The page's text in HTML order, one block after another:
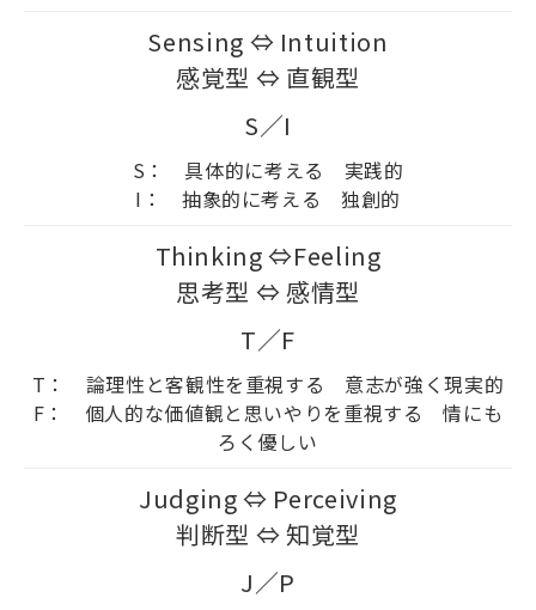
Sensing ⇔ Intuition
感覚型 ⇔ 直観型
S／I
S： 具体的に考える 実践的
I： 抽象的に考える 独創的
Thinking ⇔Feeling
思考型 ⇔ 感情型
T／F
T： 論理性と客観性を重視する 意志が強く現実的
F： 個人的な価値観と思いやりを重視する 情にも
ろく優しい
Judging ⇔ Perceiving
判断型 ⇔ 知覚型
J／P